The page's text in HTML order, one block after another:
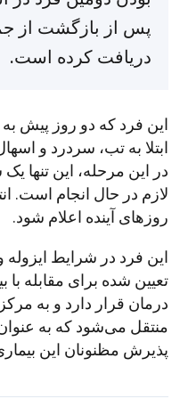
پس از بازگشت از
دریافت کرده است.
این فرد که دو روز پیش به
ابتلا به تب، سردرد و
در این مرحله، این
لازم در حال انجام است.
روزهای آینده اعلام شود.
این فرد در شرایط
تعیین شده برای مقابله
درمان قرار دارد و به
منتقل می‌شود که به
پذیرش مظنونان این